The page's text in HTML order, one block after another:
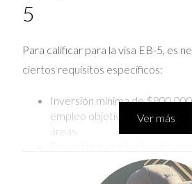
5
Para calificar para la visa EB-5, es
ciertos requisitos específicos:
Inversión mínima de
empleo objetivo (TEA) o
áreas.
de fuentes legítimas.
Generar al menos diez
Ver más